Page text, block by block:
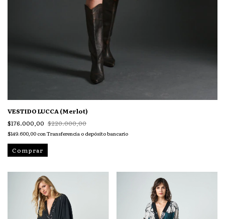
VESTIDO LUCCA (Merlot)
$176.000,00 $220.000,00
$149.600,00 con Transferencia o depósito bancario
Comprar